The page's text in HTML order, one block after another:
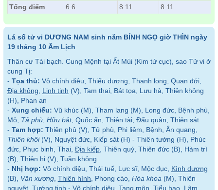
Tổng điểm
6.6 8.11 8.11
Lá số tử vi DƯƠNG NAM sinh năm BÍNH NGỌ giờ THÌN ngày
19 tháng 10 Âm Lịch
Thân cư Tài bạch. Cung Mệnh tại Ất Mùi (Kim tứ cục), sao Tử vi ở
cung Tị:
- Tọa thủ: Vô chính diệu, Thiếu dương, Thanh long, Quan đới,
Địa không
Linh tinh (V), Tam thai, Bát tọa, Lưu hà, Thiên không
(H), Phan an
- Xung chiếu: Vũ khúc (M), Tham lang (M), Long đức, Bệnh phù,
Mộ, Tả phù, Hữu bật, Quốc ấn, Thiên tài, Đẩu quân, Thiên sát
- Tam hợp: Thiên phủ (V), Tử phù, Phi liêm, Bệnh, Ân quang,
Thiên khôi(V), Nguyệt đức, Kiếp sát (H) - Thiên tướng (H), Phúc
đức, Phục binh, Thai, Địa kiếp, Thiên quý, Thiên đức (B), Hàm trì
(B), Thiên hỉ (V), Tuần không
- Nhị hợp: Vô chính diệu, Thái tuế, Lực sĩ, Mộc dục, Kình dương
(B), Văn xương, Thiên hình , Phong cáo, Hóa khoa (M), Thiên
nguyệt, Tướng tinh - Vô chính diệu, Tang môn, Tiểu hao, Lâm